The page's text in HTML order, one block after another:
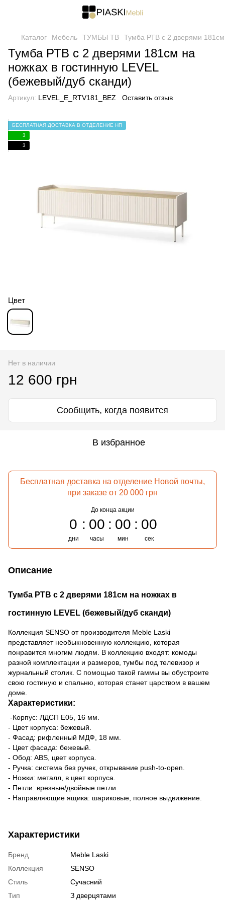
Каталог Мебель ТУМБЫ ТВ Тумба РТВ с 2 дверями 181см
Тумба РТВ с 2 дверями 181см на
ножках в гостинную LEVEL
(бежевый/дуб сканди)
Артикул: LEVEL_E_RTV181_BEZ Оставить отзыв
БЕСПЛАТНАЯ ДОСТАВКА В ОТДЕЛЕНИЕ НП
3
3
Цвет
Нет в наличии
12 600 грн
Сообщить, когда появится
В избранное
Бесплатная доставка на отделение Новой почты,
при заказе от 20 000 грн
До конца акции
0
дни
00
часы
00
мин
00
сек
Описание
Тумба РТВ с 2 дверями 181см на ножках в
гостинную LEVEL (бежевый/дуб сканди)
Коллекция SENSO от производителя Meble Laski
представляет необыкновенную коллекцию, которая
понравится многим людям. В коллекцию входят: комоды
разной комплектации и размеров, тумбы под телевизор и
журнальный столик. С помощью такой гаммы вы обустроите
свою гостиную и спальню, которая станет царством в вашем
доме.
Характеристики:
-Корпус: ЛДСП Е05, 16 мм.
- Цвет корпуса: бежевый.
- Фасад: рифленный МДФ, 18 мм.
- Цвет фасада: бежевый.
- Обод: ABS, цвет корпуса.
- Ручка: система без ручек, открывание push-to-open.
- Ножки: металл, в цвет корпуса.
- Петли: врезные/двойные петли.
- Направляющие ящика: шариковые, полное выдвижение.
Характеристики
Бренд
Meble Laski
Коллекция
SENSO
Стиль
Сучасний
Тип
З дверцятами